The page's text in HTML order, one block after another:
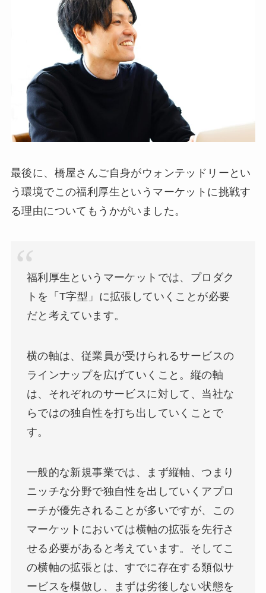
最後に、橋屋さんご自身がウォンテッドリーとい
う環境でこの福利厚生というマーケットに挑戦す
る理由についてもうかがいました。
福利厚生というマーケットでは、プロダク
トを「T字型」に拡張していくことが必要
だと考えています。
横の軸は、従業員が受けられるサービスの
ラインナップを広げていくこと。縦の軸
は、それぞれのサービスに対して、当社な
らではの独自性を打ち出していくことで
す。
一般的な新規事業では、まず縦軸、つまり
ニッチな分野で独自性を出していくアプロ
ーチが優先されることが多いですが、この
マーケットにおいては横軸の拡張を先行さ
せる必要があると考えています。そしてこ
の横軸の拡張とは、すでに存在する類似サ
ービスを模倣し、まずは劣後しない状態を